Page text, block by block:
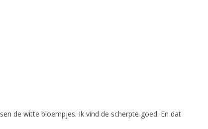
de witte bloempjes. Ik vind de scherpte goed. En dat